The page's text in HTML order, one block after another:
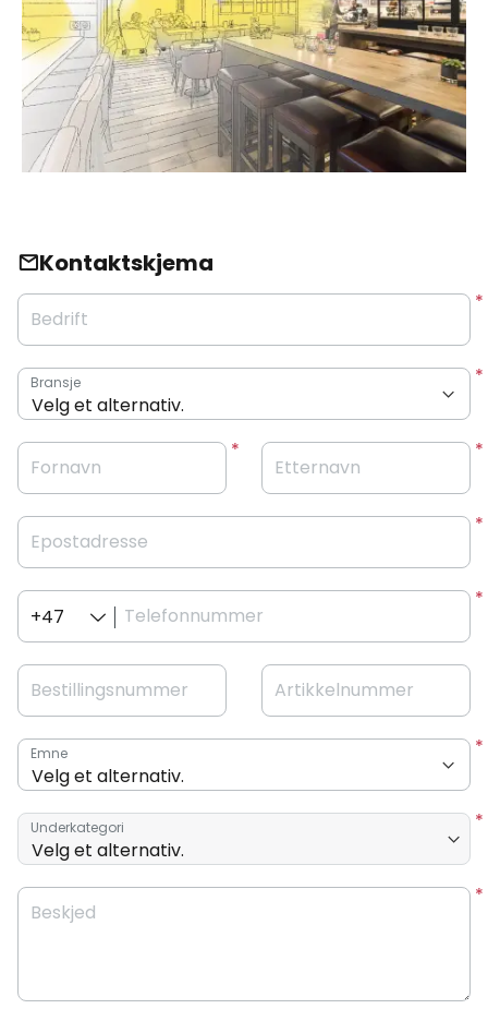
Kontaktskjema
Bedrift
Bransje
Fornavn Etternavn
Epostadresse
Telefonnummer
+47
Bestillingsnummer Artikkelnummer
Emne
Underkategori
Beskjed